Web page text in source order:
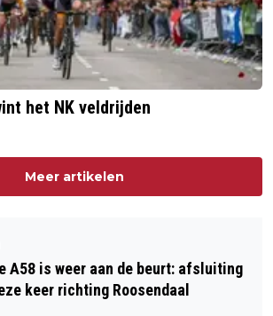
het NK veldrijden
Meer artikelen
A58 is weer aan de beurt: afsluiting
keer richting Roosendaal